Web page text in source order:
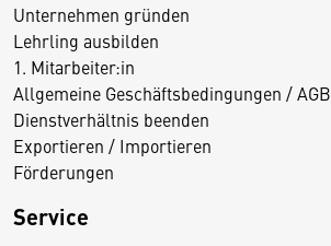
Unternehmen gründen
Lehrling ausbilden
1. Mitarbeiter:in
Allgemeine Geschäftsbedingungen / AGB
Dienstverhältnis beenden
Exportieren / Importieren
Förderungen
Service